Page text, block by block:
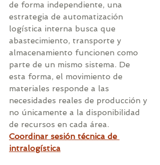
de forma independiente, una
estrategia de automatización
logística interna busca que
abastecimiento, transporte y
almacenamiento funcionen como
parte de un mismo sistema. De
esta forma, el movimiento de
materiales responde a las
necesidades reales de producción y
no únicamente a la disponibilidad
de recursos en cada área.
Coordinar sesión técnica de
intralogística